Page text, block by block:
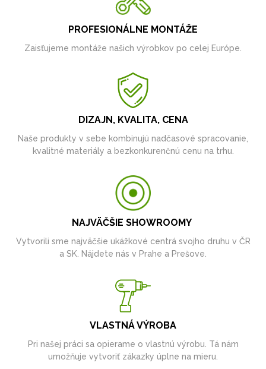
PROFESIONÁLNE MONTÁŽE
Zaisťujeme montáže našich výrobkov po celej Európe.
DIZAJN, KVALITA, CENA
Naše produkty v sebe kombinujú nadčasové spracovanie,
kvalitné materiály a bezkonkurenčnú cenu na trhu.
NAJVÄČŠIE SHOWROOMY
Vytvorili sme najväčšie ukážkové centrá svojho druhu v ČR
a SK. Nájdete nás v Prahe a Prešove.
VLASTNÁ VÝROBA
Pri našej práci sa opierame o vlastnú výrobu. Tá nám
umožňuje vytvoriť zákazky úplne na mieru.